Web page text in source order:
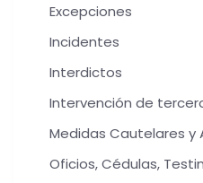
Excepciones
Incidentes
Interdictos
Intervención de
Medidas Cautelares
Oficios, Cédulas,